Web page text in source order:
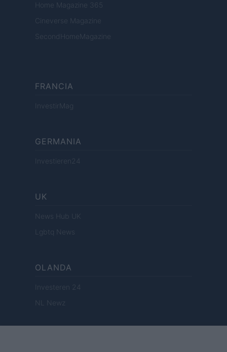
Home Magazine 365
Cineverse Magazine
SecondHomeMagazine
FRANCIA
InvestirMag
GERMANIA
Investieren24
UK
News Hub UK
Lgbtq News
OLANDA
Investeren 24
NL Newz